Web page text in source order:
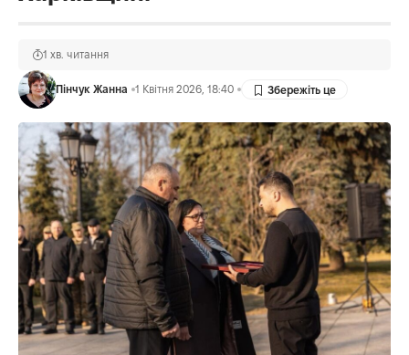
Пінчук Жанна 1 Квітня 2026, 18:40
1 хв. читання